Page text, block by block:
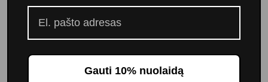
Gauti 10% nuolaidą